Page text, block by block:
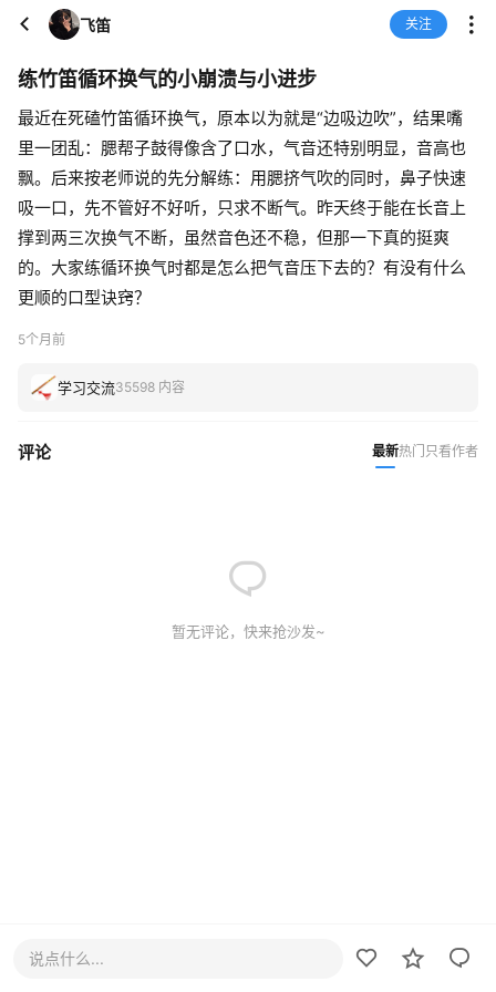
飞笛 关注
练竹笛循环换气的小崩溃与小进步
最近在死磕竹笛循环换气，原本以为就是“边吸边吹”，结果嘴
里一团乱：腮帮子鼓得像含了口水，气音还特别明显，音高也
飘。后来按老师说的先分解练：用腮挤气吹的同时，鼻子快速
吸一口，先不管好不好听，只求不断气。昨天终于能在长音上
撑到两三次换气不断，虽然音色还不稳，但那一下真的挺爽
的。大家练循环换气时都是怎么把气音压下去的？有没有什么
更顺的口型诀窍？
5个月前
学习交流35598 内容
评论 最新热门 只看作者
暂无评论，快来抢沙发~
说点什么...